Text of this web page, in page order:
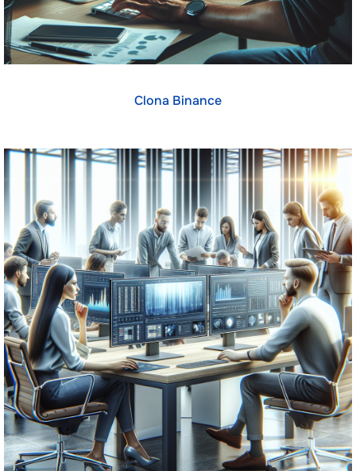
Clona Binance